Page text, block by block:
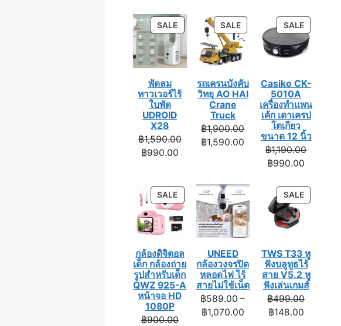
฿870.00.
฿790.00
through
฿990.00
฿
SALEPRODUCT
ON
พัดลม
ทาวเวอร์ไร้
ใบพัด
UDROID
X28
฿1,590.00Original
฿990.00Current
฿990.00.
SALEPRODUCT
ON
SALE
รถเครนบังคับ
วิทยุ AO HAI
Crane
Truck
฿1,900.00Original
price
฿1,900.00.
฿1,590.00 Current
price
฿1,590.00.
SALE
ON
SALE
Casiko CK-
5010A
เครื่องทำแพน
เค้ก เตาเครป
โตเกียว
ขนาด 12 นิ้ว
฿1,190.00Original
฿
฿990.00
is:
฿
SALEPRODUCT
ON
SALE
กล้องดิจิตอล
เด็ก กล้องถ่าย
รูปสำหรับเด็ก
QWZ 925-A
หน้าจอ HD
1080P
฿900.00Original
UNEED
กล้องวงจรปิด
หลอดไฟ ไร้
สายไม่ใช้เน็ต
฿589.00 –
฿1,070.00Price
SALE
ON
TWS T33 หู
ฟังบลูทูธไร้
สาย V5.2 หู
ฟังเล่นเกมส์
฿499.00Original
฿148.00Current